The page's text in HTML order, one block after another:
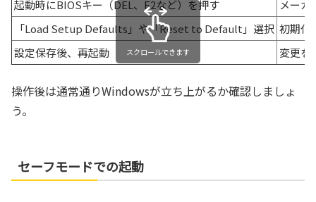
起動時にBIOSキー（DEL、F2など）を押す
メーカ
「Load Setup Defaults」や「Reset to Default」選択 初期化
設定保存後、再起動
変更を
スクロールできます
操作後は通常通りWindowsが立ち上がるか確認しましょ
う。
セーフモードでの起動